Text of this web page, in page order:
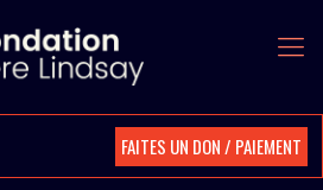
FAITES UN DON / PAIEMENT